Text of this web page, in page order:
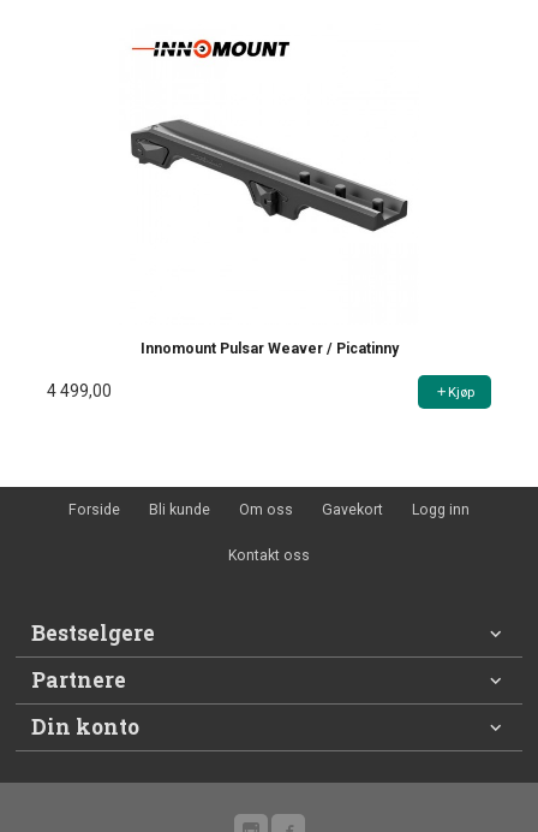
Innomount Pulsar Weaver / Picatinny
4 499,00 Kjøp
Forside Bli kunde Om oss Gavekort Logg inn
Kontakt oss
Bestselgere
Partnere
Din konto